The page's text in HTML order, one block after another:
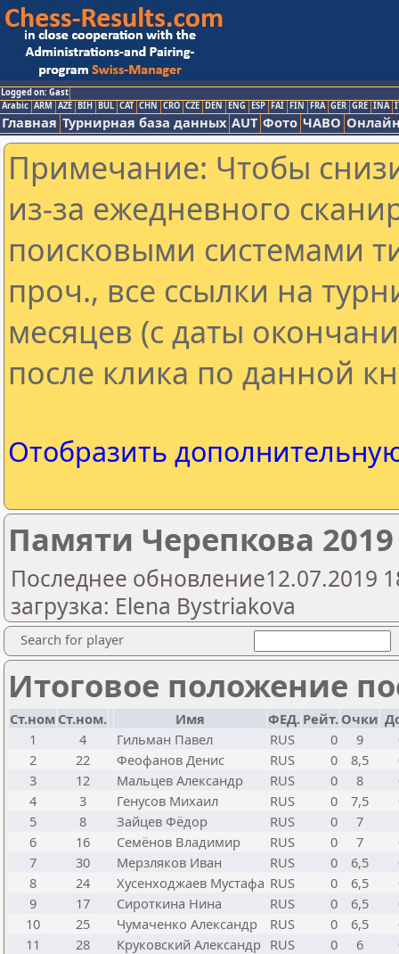
Logged on: Gast
Arabic ARM AZE BIH BUL CAT CHN CRO CZE DEN ENG ESP FAI FIN FRA GER GRE INA
Главная Турнирная база данных AUT Фото ЧАВО
Примечание: Чтобы
из-за ежедневного
поисковыми системами
проч., все ссылки на
месяцев (с даты
после клика по данной
Отобразить
Памяти Черепкова 2019
Последнее обновление12.07.2019
загрузка: Elena Bystriakova
Search for player
Итоговое положение
Ст.ном Ст.ном. Имя ФЕД. Рейт. Очки
1
4 Гильман Павел RUS 0 9
2
22 Феофанов Денис RUS 0 8,5
3
12 Мальцев Александр RUS 0 8
4
3 Генусов Михаил RUS 0 7,5
5
8 Зайцев Фёдор RUS 0 7
6
16 Семёнов Владимир RUS 0 7
7
30 Мерзляков Иван RUS 0 6,5
8
24 Хусенходжаев Мустафа RUS 0 6,5
9
17 Сироткина Нина RUS 0 6,5
10
25 Чумаченко Александр RUS 0 6,5
11
28 Круковский Александр RUS 0 6